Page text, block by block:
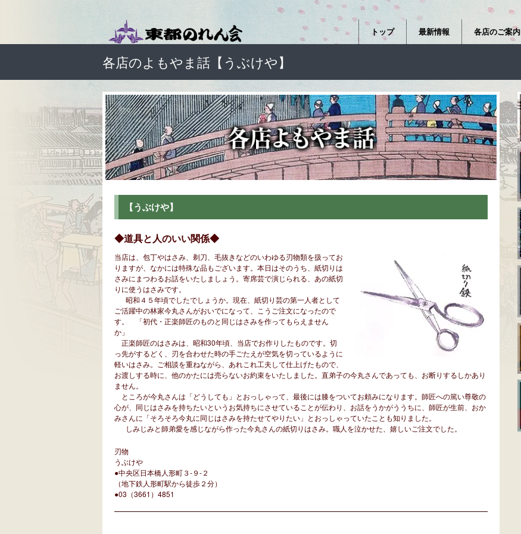
トップ 最新情報 各店のご案内
各店のよもやま話【うぶけや】
【うぶけや】
◆道具と人のいい関係◆
当店は、包丁やはさみ、剃刀、毛抜きなどのいわゆる刃物類を扱ってお
りますが、なかには特殊な品もございます。本日はそのうち、紙切りは
さみにまつわるお話をいたしましょう。寄席芸で演じられる、あの紙切
りに使うはさみです。
昭和４５年頃でしたでしょうか。現在、紙切り芸の第一人者として
ご活躍中の林家今丸さんがおいでになって、こうご注文になったので
す。 「初代・正楽師匠のものと同じはさみを作ってもらえません
か」
正楽師匠のはさみは、昭和30年頃、当店でお作りしたものです。切
っ先がするどく、刃を合わせた時の手ごたえが空気を切っているように
軽いはさみ。ご相談を重ねながら、あれこれ工夫して仕上げたもので、
お渡しする時に、他のかたには売らないお約束をいたしました。直弟子の今丸さんであっても、お断りするしかあり
ません。
ところが今丸さんは「どうしても」とおっしゃって、最後には膝をついてお頼みになります。師匠への篤い尊敬の
心が、同じはさみを持ちたいというお気持ちにさせていることが伝わり、お話をうかがううちに、師匠が生前、おか
みさんに「そろそろ今丸に同じはさみを持たせてやりたい」とおっしゃっていたことも知りました。
しみじみと師弟愛を感じながら作った今丸さんの紙切りはさみ。職人を泣かせた、嬉しいご注文でした。
刃物
うぶけや
●中央区日本橋人形町３-９-２
（地下鉄人形町駅から徒歩２分）
●03（3661）4851